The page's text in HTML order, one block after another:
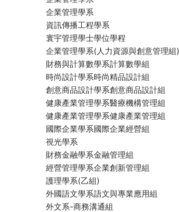
企業管理學系
資訊傳播工程學系
寰宇管理學士學位學程
企業管理學系(人力資源與創意管理組)
財務與計算數學系計算數學組
時尚設計學系時尚精品設計組
創意商品設計學系創意商品設計組
健康產業管理學系醫療機構管理組
健康產業管理學系健康產業管理組
國際企業學系國際企業經營組
視光學系
財務金融學系金融管理組
經營管理學系企業創新管理組
護理學系(乙組)
外國語文學系語文與專業應用組
外文系-商務溝通組